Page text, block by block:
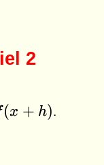
2
(x + h).